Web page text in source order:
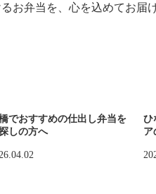
お弁当を、心を込めてお届
でおすすめの仕出し弁当を
しの方へ
ひ
ア